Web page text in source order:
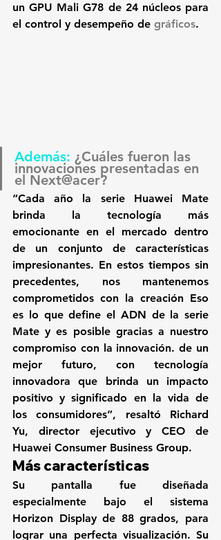
un GPU Mali G78 de 24 núcleos para
el control y desempeño de gráficos.
Además: ¿Cuáles fueron las
innovaciones presentadas en
el Next@acer?
“Cada año la serie Huawei Mate
brinda la tecnología más
emocionante en el mercado dentro
de un conjunto de características
impresionantes. En estos tiempos sin
precedentes, nos mantenemos
comprometidos con la creación Eso
es lo que define el ADN de la serie
Mate y es posible gracias a nuestro
compromiso con la innovación. de un
mejor futuro, con tecnología
innovadora que brinda un impacto
positivo y significado en la vida de
los consumidores”, resaltó Richard
Yu, director ejecutivo y CEO de
Huawei Consumer Business Group.
Más características
Su pantalla fue diseñada
Horizon Display de 88 grados, para
lograr una perfecta visualización. Su